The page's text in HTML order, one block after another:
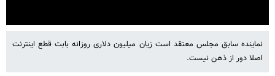
Settings
نماینده سابق مجلس معتقد است زیان میلیون دلاری روزانه بابت قطع اینترنت
اصلا دور از ذهن نیست.